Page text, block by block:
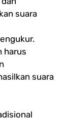
suara
harus
suara